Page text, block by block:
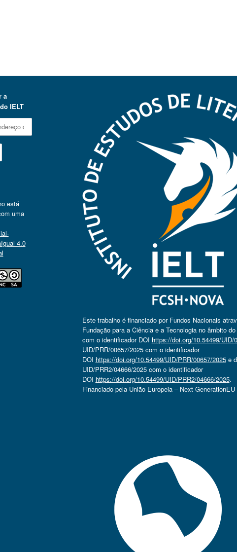
a
IELT
está
uma
4.0
Este trabalho é financiado por Fundos Nacionais
Fundação para a Ciência e a Tecnologia no âmbito
com o identificador DOI https://doi.org/10.54499/UID/
UID/PRR/00657/2025 com o identificador
DOI https://doi.org/10.54499/UID/PRR/00657/2025e
UID/PRR2/04666/2025 com o identificador
DOI https://doi.org/10.54499/UID/PRR2/04666/2025.
Financiado pela União Europeia – Next GenerationEU